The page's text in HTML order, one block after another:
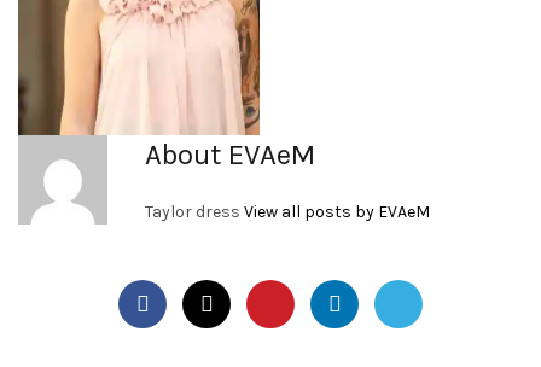
About EVAeM
Taylor dress View all posts by EVAeM